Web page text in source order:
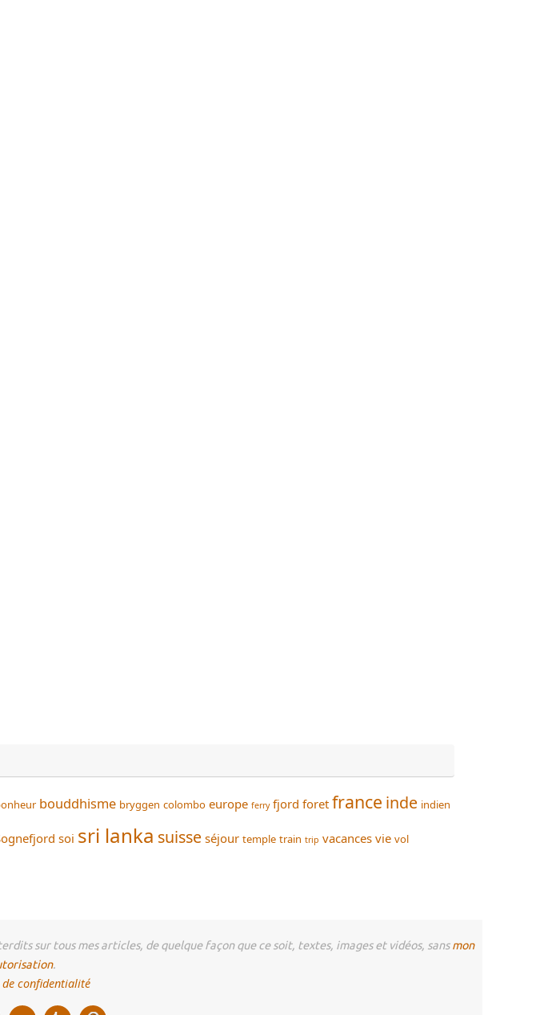
bouddhisme bryggen colombo europe ferry fjord foret france inde indien
soi sri lanka suisse séjour temple train trip vacances vie vol
sur tous mes articles, de quelque façon que ce soit, textes, images et vidéos, sansmon
.
confidentialité